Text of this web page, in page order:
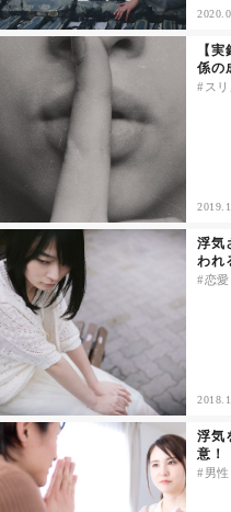
【
係の
ス
浮気
われ
恋愛
浮気
意！
男性